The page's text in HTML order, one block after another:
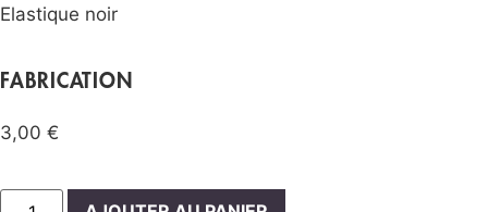
Elastique noir
FABRICATION
3,00 €